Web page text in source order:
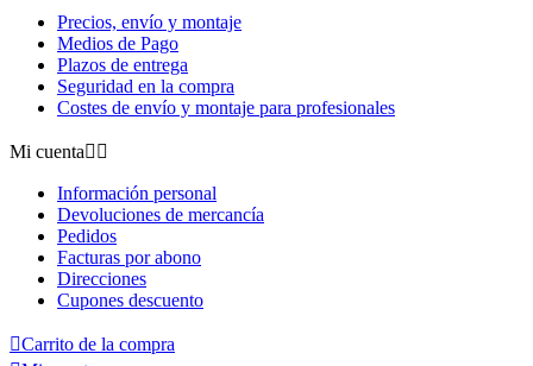
Precios, envío y montaje
Medios de Pago
Plazos de entrega
Seguridad en la compra
Costes de envío y montaje para profesionales
Mi cuenta 
Información personal
Devoluciones de mercancía
Pedidos
Facturas por abono
Direcciones
Cupones descuento
Carrito de la compra